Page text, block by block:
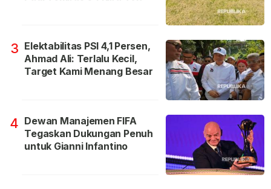
3 Elektabilitas PSI 4,1 Persen,
Ahmad Ali: Terlalu Kecil,
Target Kami Menang Besar
4 Dewan Manajemen FIFA
Tegaskan Dukungan Penuh
untuk Gianni Infantino